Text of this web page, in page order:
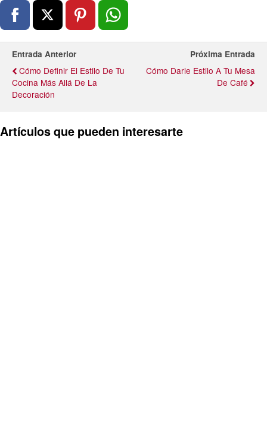
Entrada Anterior
Cómo Definir El Estilo De Tu
Cocina Más Allá De La
Decoración
Próxima Entrada
Cómo Darle Estilo A Tu Mesa
De Café
Artículos que pueden interesarte